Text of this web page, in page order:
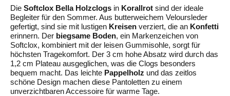
Die Softclox Bella Holzclogs in Korallrot sind der ideale
Begleiter für den Sommer. Aus butterweichem Veloursleder
gefertigt, sind sie mit lustigen Kreisen verziert, die an Konfetti
erinnern. Der biegsame Boden, ein Markenzeichen von
Softclox, kombiniert mit der leisen Gummisohle, sorgt für
höchsten Tragekomfort. Der 3 cm hohe Absatz wird durch das
1,2 cm Plateau ausgeglichen, was die Clogs besonders
bequem macht. Das leichte Pappelholz und das zeitlos
schöne Design machen diese Pantoletten zu einem
unverzichtbaren Accessoire für warme Tage.